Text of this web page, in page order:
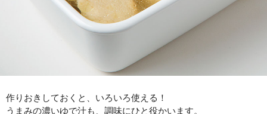
作りおきしておくと、いろいろ使える！
うまみの濃いゆで汁も、調味にひと役かいます。